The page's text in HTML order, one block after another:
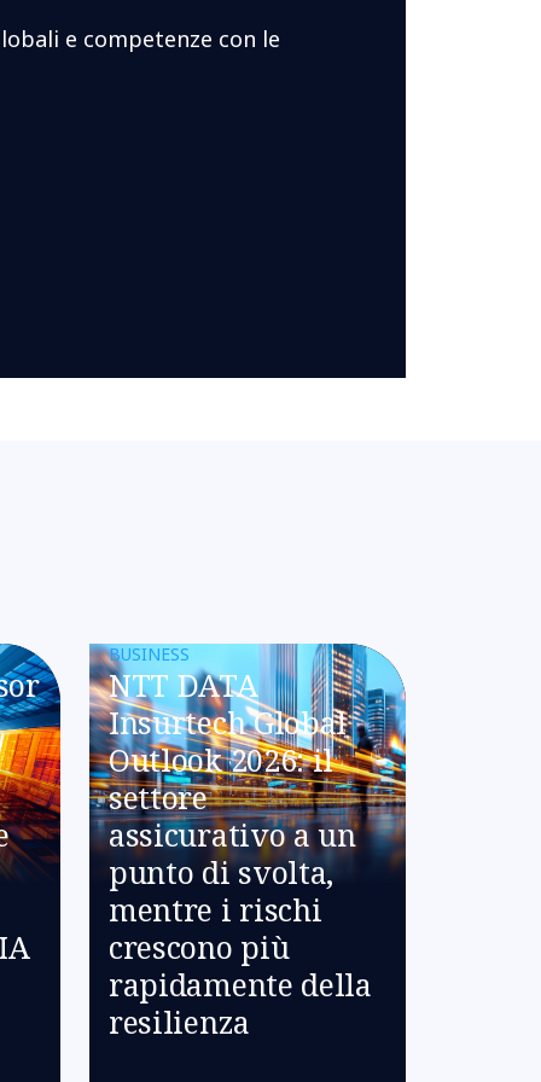
e competenze con le
BUSINESS
NTT DATA
Insurtech Global
Outlook 2026: il
settore
assicurativo a un
punto di svolta,
mentre i rischi
crescono più
rapidamente della
resilienza